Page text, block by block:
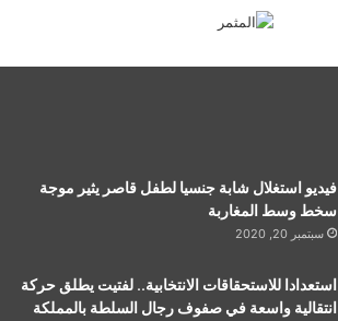
فيديو استغلال شابة جنسيا لطفل قاصر يثير موجة
سخط وسط المغاربة
سبتمبر 20, 2020
استعدادا للاستحقاقات الانتخابية.. لفتيت يطلق حركة
انتقالية واسعة في صفوف رجال السلطة بالمملكة